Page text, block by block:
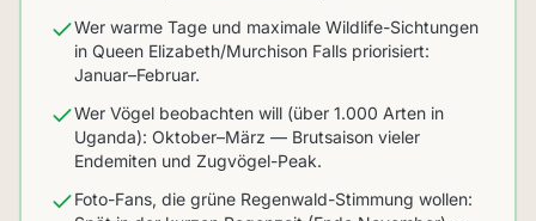
Wer warme Tage und maximale Wildlife-Sichtungen
in Queen Elizabeth/Murchison Falls priorisiert:
Januar–Februar.
Wer Vögel beobachten will (über 1.000 Arten in
Uganda): Oktober–März — Brutsaison vieler
Endemiten und Zugvögel-Peak.
Foto-Fans, die grüne Regenwald-Stimmung wollen: